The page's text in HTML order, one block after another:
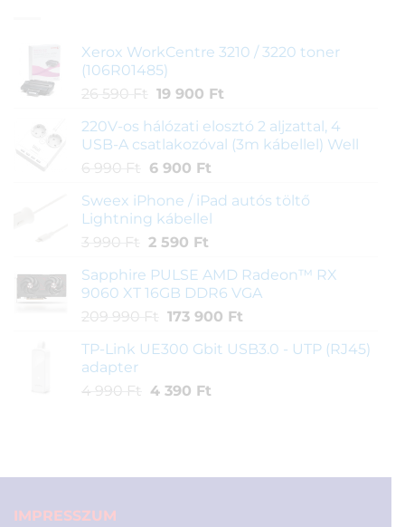
Xerox WorkCentre 3210 / 3220 toner
(106R01485)
26 590 Ft
Original
was:
26
590 Ft.
19 900 FtCurrent
is:
19
220V-os hálózati elosztó 2 aljzattal, 4
USB-A csatlakozóval (3m kábellel) Well
6 990 Ft
Original
was:
6
990 Ft.
6 900 FtCurrent
is:
6
Sweex iPhone / iPad autós töltő
Lightning kábellel
3 990 Ft
Original
was:
3
990 Ft.
2 590 FtCurrent
is:
2
590 Ft.
Sapphire PULSE AMD Radeon™ RX
9060 XT 16GB DDR6 VGA
209 990 Ft
Original
was:
990 Ft.
173 900 FtCurrent
is:
TP-Link UE300 Gbit USB3.0 - UTP (RJ45)
adapter
4 990 Ft
Original
4 390 FtCurrent
IMPRESSZUM